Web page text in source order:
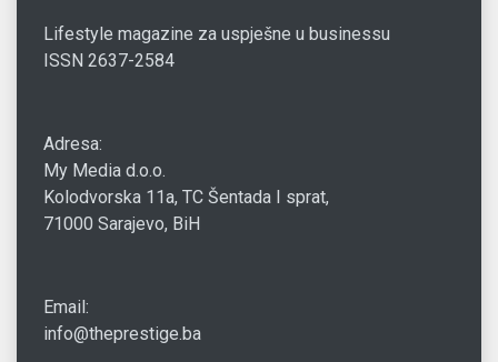
Lifestyle magazine za uspješne u businessu
ISSN 2637-2584
Adresa:
My Media d.o.o.
Kolodvorska 11a, TC Šentada I sprat,
71000 Sarajevo, BiH
Email:
info@theprestige.ba